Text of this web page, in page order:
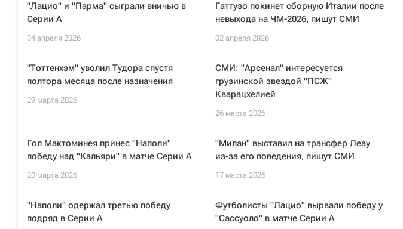
"Лацио" и "Парма" сыграли вничью в
Серии А
04 апреля 2026
Гаттузо покинет сборную Италии после
невыхода на ЧМ-2026, пишут СМИ
02 апреля 2026
"Тоттенхэм" уволил Тудора спустя
полтора месяца после назначения
29 марта 2026
СМИ: "Арсенал" интересуется
грузинской звездой "ПСЖ"
Кварацхелией
26 марта 2026
Гол Мактоминея принес "Наполи"
победу над "Кальяри" в матче Серии А
20 марта 2026
"Милан" выставил на трансфер Леау
из-за его поведения, пишут СМИ
17 марта 2026
"Наполи" одержал третью победу
подряд в Серии А
Футболисты "Лацио" вырвали победу у
"Сассуоло" в матче Серии А